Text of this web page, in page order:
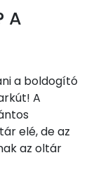
A
a boldogító
A
elé, de az
az oltár